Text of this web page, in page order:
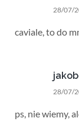
28/07/
caviale, to do
28/07/
ps, nie wiemy,